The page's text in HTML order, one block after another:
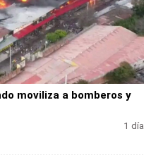
moviliza a bomberos y
1 día